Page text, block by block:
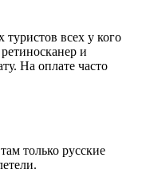
всех у кого
и
На оплате часто
только русские